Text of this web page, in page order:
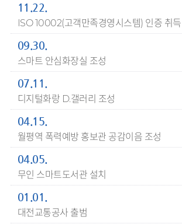
11.22.
ISO 10002(고객만족경영시스템) 인증 취득
09.30.
스마트 안심화장실 조성
07.11.
디지털화랑 D.갤러리 조성
04.15.
월평역 폭력예방 홍보관 공감이음 조성
04.05.
무인 스마트도서관 설치
01.01.
대전교통공사 출범